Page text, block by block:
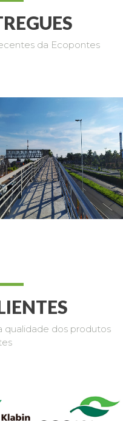
da Ecopontes
qualidade dos produtos